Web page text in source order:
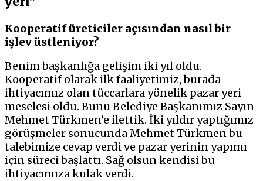
Kooperatif üreticiler açısından nasıl bir
işlev üstleniyor?
Benim başkanlığa gelişim iki yıl oldu.
Kooperatif olarak ilk faaliyetimiz, burada
ihtiyacımız olan tüccarlara yönelik pazar yeri
meselesi oldu. Bunu Belediye Başkanımız Sayın
Mehmet Türkmen’e ilettik. İki yıldır yaptığımız
görüşmeler sonucunda Mehmet Türkmen bu
talebimize cevap verdi ve pazar yerinin yapımı
için süreci başlattı. Sağ olsun kendisi bu
ihtiyacımıza kulak verdi.